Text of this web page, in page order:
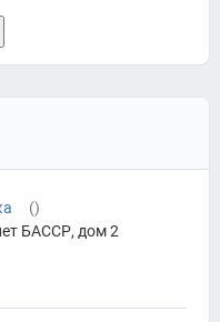
()
БАССР, дом 2